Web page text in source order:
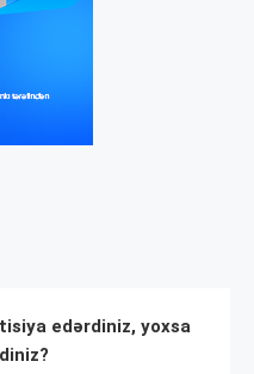
edərdiniz, yoxsa